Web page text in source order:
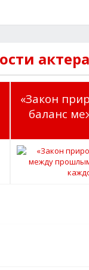
«Закон
баланс